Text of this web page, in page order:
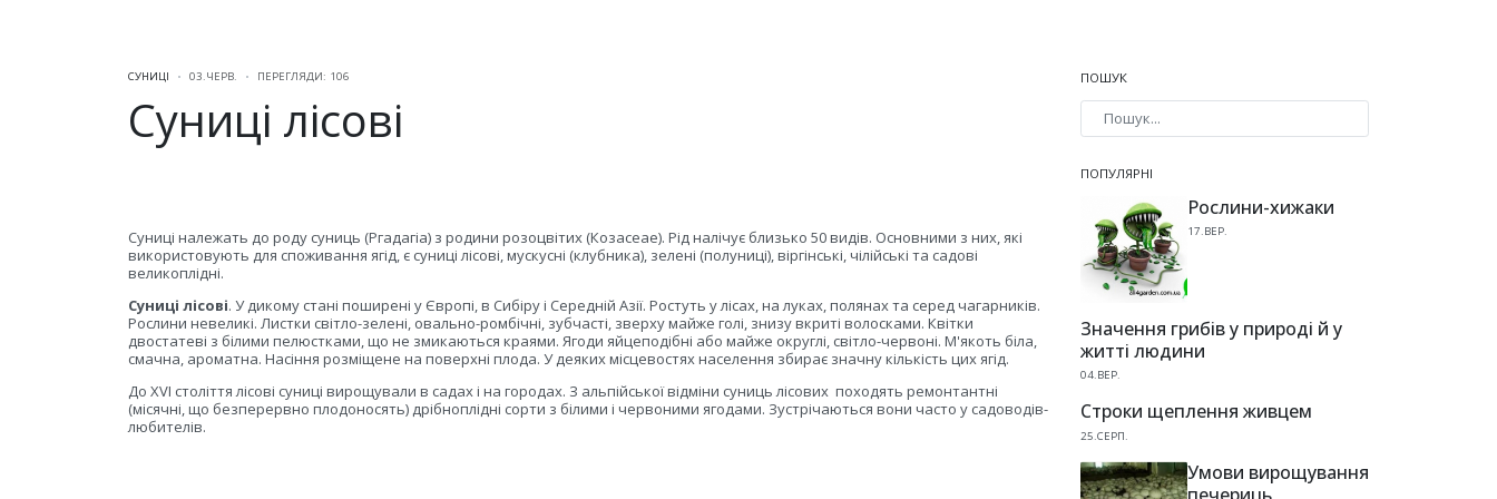
СУНИЦІ 03.ЧЕРВ. ПЕРЕГЛЯДИ: 106
Суниці лісові
Суниці належать до роду суниць (Ргадагіа) з родини розоцвітих (Козасеае). Рід налічує близько 50 видів. Основними з них, які
використовують для споживання ягід, є суниці лісові, мускусні (клубника), зелені (полуниці), віргінські, чілійські та садові
великоплідні.
Суниці лісові. У дикому стані поширені у Європі, в Сибіру і Середній Азії. Ростуть у лісах, на луках, полянах та серед чагарників.
Рослини невеликі. Листки світло-зелені, овально-ромбічні, зубчасті, зверху майже голі, знизу вкриті волосками. Квітки
двостатеві з білими пелюстками, що не змикаються краями. Ягоди яйцеподібні або майже округлі, світло-червоні. М'якоть біла,
смачна, ароматна. Насіння розміщене на поверхні плода. У деяких місцевостях населення збирає значну кількість цих ягід.
До XVI століття лісові суниці вирощували в садах і на городах. З альпійської відміни суниць лісових походять ремонтантні
(місячні, що безперервно плодоносять) дрібноплідні сорти з білими і червоними ягодами. Зустрічаються вони часто у садоводів-
любителів.
ПОШУК
ПОПУЛЯРНІ
Рослини-хижаки
17.ВЕР.
Значення грибів у природі й у
житті людини
04.ВЕР.
Строки щеплення живцем
25.СЕРП.
Умови вирощування